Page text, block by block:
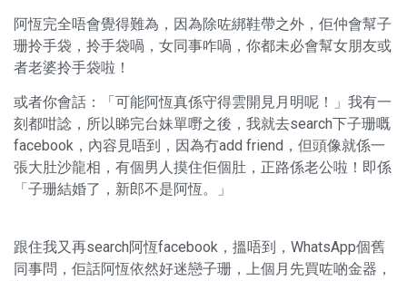
阿恆完全唔會覺得難為，因為除咗綁鞋帶之外，佢仲會幫子
珊拎手袋，拎手袋喎，女同事咋喎，你都未必會幫女朋友或
者老婆拎手袋啦！
或者你會話：「可能阿恆真係守得雲開見月明呢！」我有一
刻都咁諗，所以睇完台妹單嘢之後，我就去search下子珊嘅
facebook，內容見唔到，因為冇add friend，但頭像就係一
張大肚沙龍相，有個男人摸住佢個肚，正路係老公啦！即係
「子珊結婚了，新郎不是阿恆。」
跟住我又再search阿恆facebook，搵唔到，WhatsApp個舊
同事問，佢話阿恆依然好迷戀子珊，上個月先買咗啲金器，